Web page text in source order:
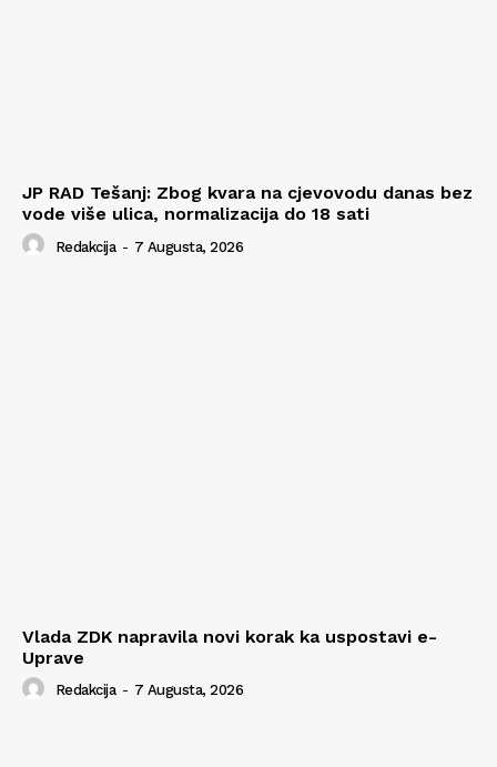
JP RAD Tešanj: Zbog kvara na cjevovodu danas bez
vode više ulica, normalizacija do 18 sati
Redakcija - 7 Augusta, 2026
Vlada ZDK napravila novi korak ka uspostavi e-
Uprave
Redakcija - 7 Augusta, 2026